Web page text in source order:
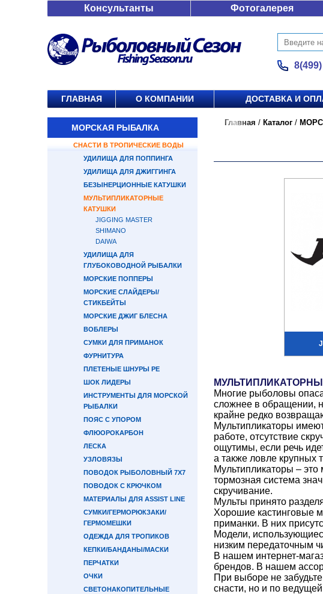
Консультанты Фотогалерея
ГЛАВНАЯ О КОМПАНИИ ДОСТАВКА И
МОРСКАЯ РЫБАЛКА
СНАСТИ В ТРОПИЧЕСКИЕ ВОДЫ
УДИЛИЩА ДЛЯ ПОППИНГА
УДИЛИЩА ДЛЯ ДЖИГГИНГА
БЕЗЫНЕРЦИОННЫЕ КАТУШКИ
МУЛЬТИПЛИКАТОРНЫЕ
КАТУШКИ
JIGGING MASTER
SHIMANO
DAIWA
УДИЛИЩА ДЛЯ
ГЛУБОКОВОДНОЙ РЫБАЛКИ
МОРСКИЕ ПОППЕРЫ
МОРСКИЕ СЛАЙДЕРЫ/
СТИКБЕЙТЫ
МОРСКИЕ ДЖИГ БЛЕСНА
ВОБЛЕРЫ
СУМКИ ДЛЯ ПРИМАНОК
ФУРНИТУРА
ПЛЕТЕНЫЕ ШНУРЫ PE
ШОК ЛИДЕРЫ
ИНСТРУМЕНТЫ ДЛЯ МОРСКОЙ
РЫБАЛКИ
ПОЯС С УПОРОМ
ФЛЮОРОКАРБОН
ЛЕСКА
УЗЛОВЯЗЫ
ПОВОДОК РЫБОЛОВНЫЙ 7Х7
ПОВОДОК С КРЮЧКОМ
МАТЕРИАЛЫ ДЛЯ ASSIST LINE
СУМКИ/ГЕРМОРЮКЗАКИ/
ГЕРМОМЕШКИ
ОДЕЖДА ДЛЯ ТРОПИКОВ
КЕПКИ/БАНДАНЫ/МАСКИ
ПЕРЧАТКИ
ОЧКИ
СВЕТОНАКОПИТЕЛЬНЫЕ
Главная / Каталог /
Многие рыболовы
сложнее в обращении,
крайне редко
Мультипликаторы
работе, отсутствие
ощутимы, если речь
а также ловле крупных
Мультипликаторы –
тормозная система
скручивание.
Мульты принято
Хорошие кастинговые
приманки. В них
Модели,
низким передаточным
В нашем интернет-
брендов. В нашем
При выборе не
снасти, но и по